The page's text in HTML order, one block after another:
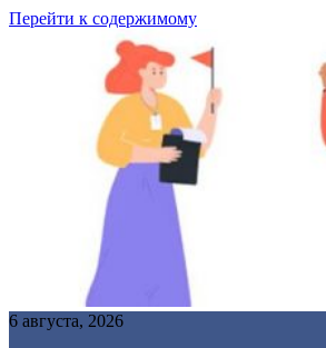
Перейти к содержимому
6 августа, 2026